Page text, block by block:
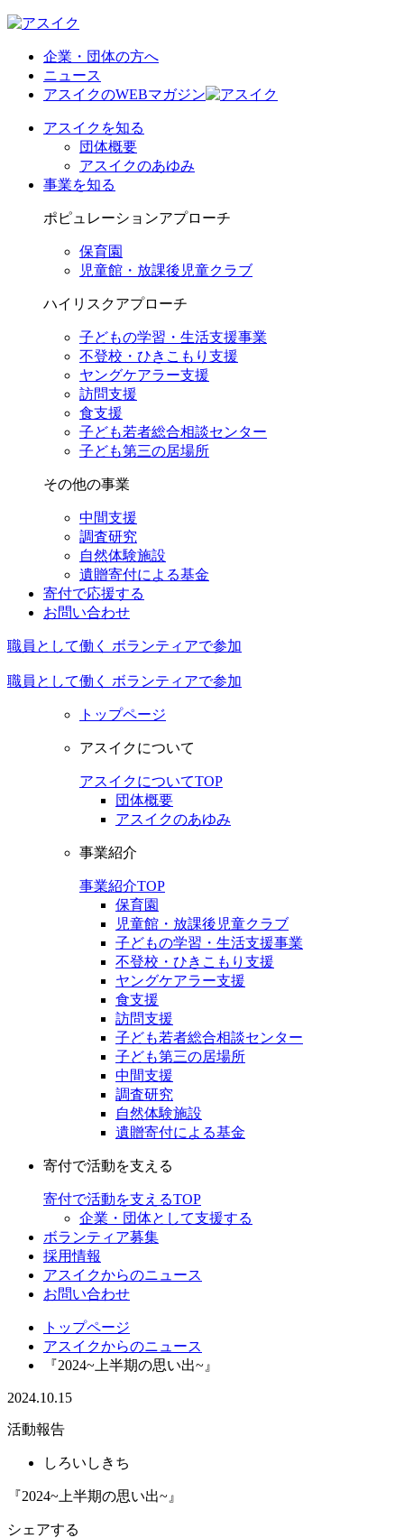
企業・団体の方へ
ニュース
アスイクのWEBマガジン
アスイクを知る
団体概要
アスイクのあゆみ
事業を知る
ポピュレーションアプローチ
保育園
児童館・放課後児童クラブ
ハイリスクアプローチ
子どもの学習・生活支援事業
不登校・ひきこもり支援
ヤングケアラー支援
訪問支援
食支援
子ども若者総合相談センター
子ども第三の居場所
その他の事業
中間支援
調査研究
自然体験施設
遺贈寄付による基金
寄付で応援する
お問い合わせ
職員として働く ボランティアで参加
職員として働く ボランティアで参加
トップページ
アスイクについて
アスイクについてTOP
団体概要
アスイクのあゆみ
事業紹介
事業紹介TOP
保育園
児童館・放課後児童クラブ
子どもの学習・生活支援事業
不登校・ひきこもり支援
ヤングケアラー支援
食支援
訪問支援
子ども若者総合相談センター
子ども第三の居場所
中間支援
調査研究
自然体験施設
遺贈寄付による基金
寄付で活動を支える
寄付で活動を支えるTOP
企業・団体として支援する
ボランティア募集
採用情報
アスイクからのニュース
お問い合わせ
トップページ
アスイクからのニュース
『2024~上半期の思い出~』
2024.10.15
活動報告
しろいしきち
『2024~上半期の思い出~』
シェアする